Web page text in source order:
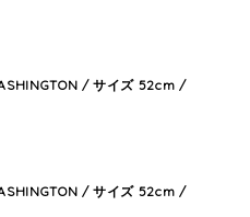
/ サイズ 52cm /
/ サイズ 52cm /